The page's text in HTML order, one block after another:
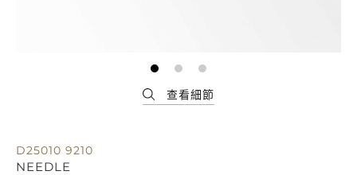
D25010 9210
NEEDLE